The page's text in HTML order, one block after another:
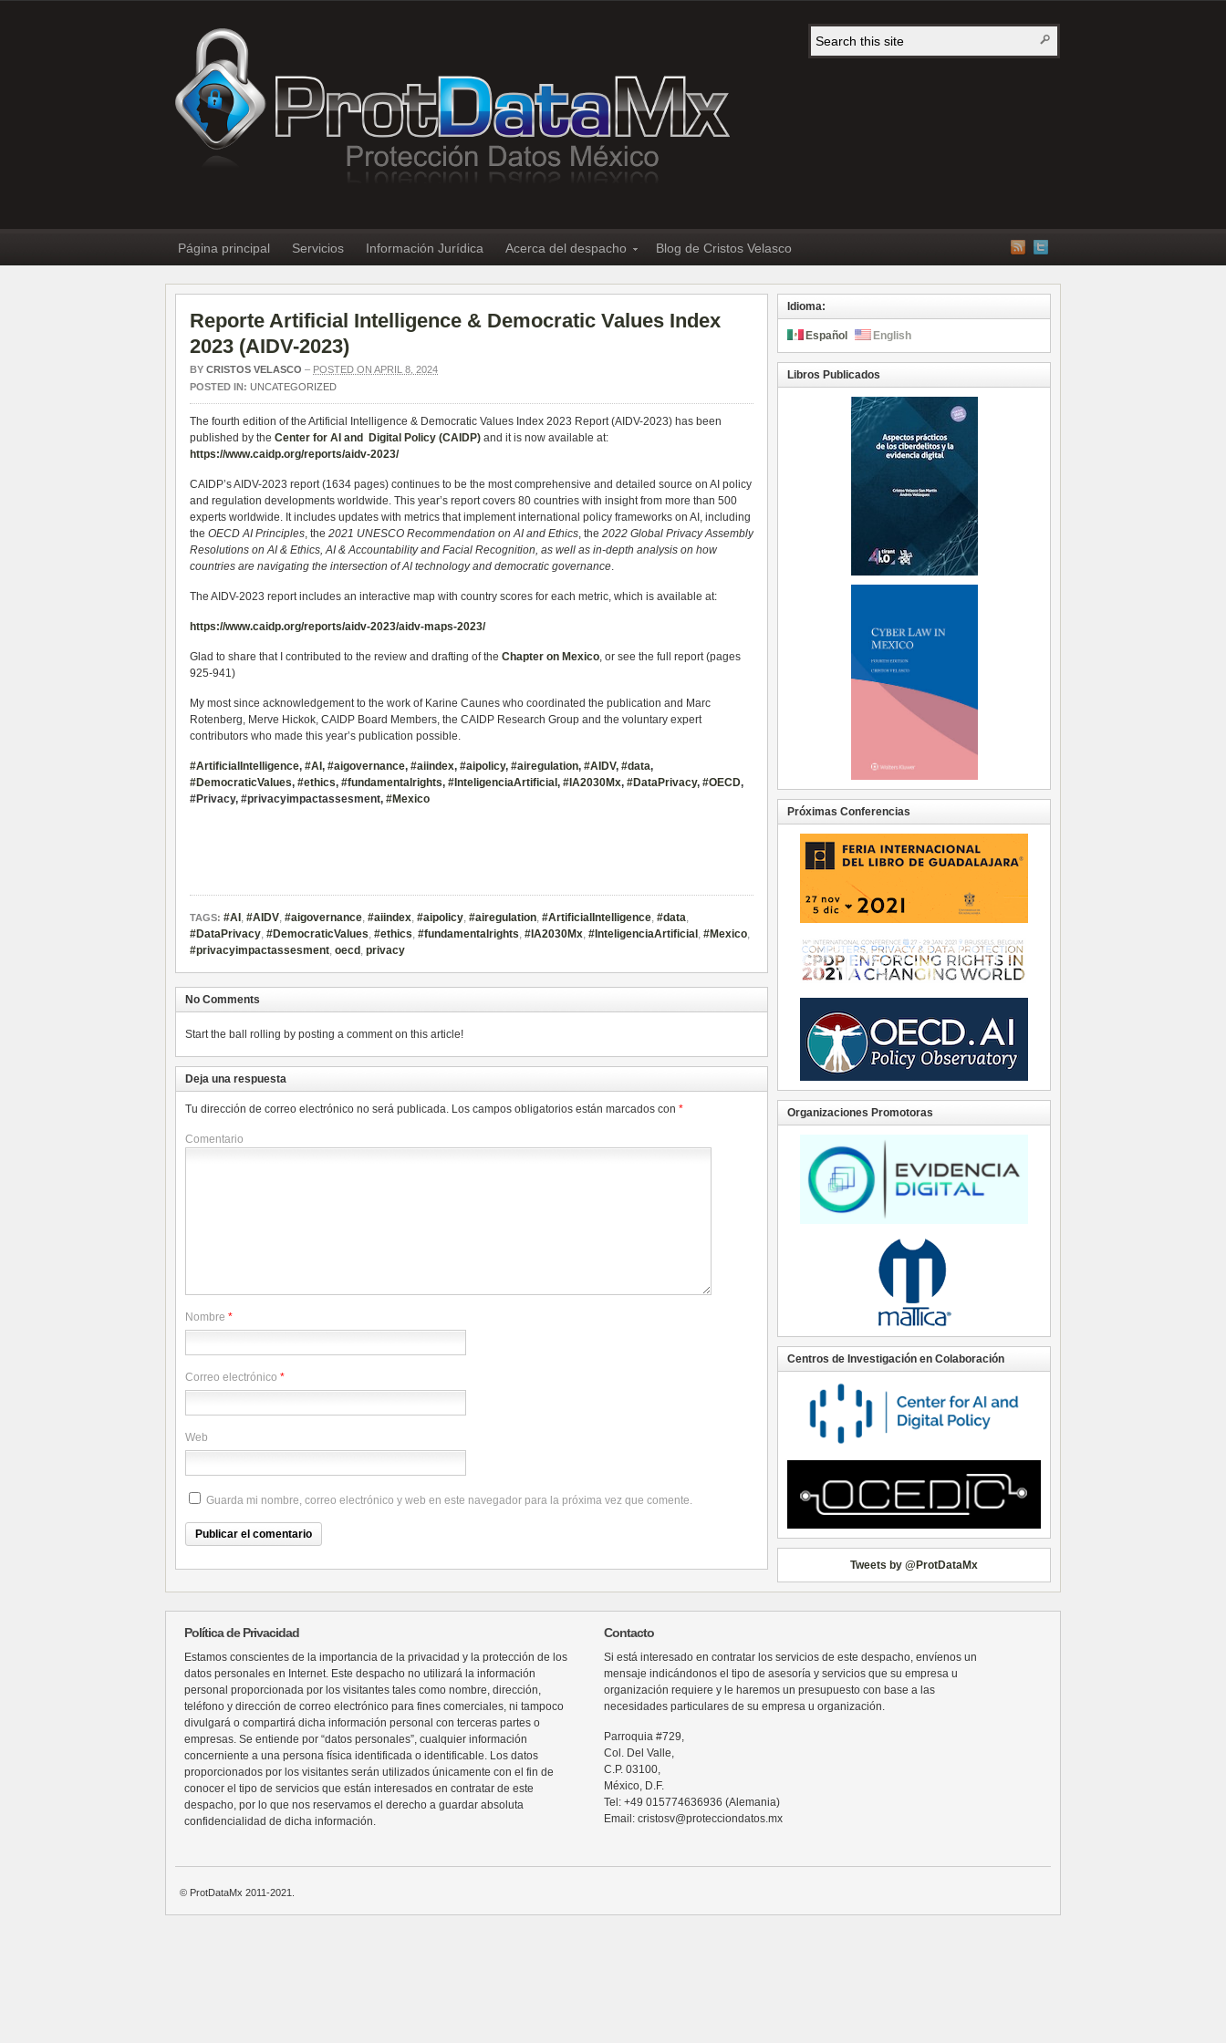
Página principal Servicios Información Jurídica Acerca del despacho Blog de Cristos Velasco
Reporte Artificial Intelligence & Democratic Values Index
2023 (AIDV-2023)
BY CRISTOS VELASCO – POSTED ON APRIL 8, 2024
POSTED IN: UNCATEGORIZED
The fourth edition of the Artificial Intelligence & Democratic Values Index 2023 Report (AIDV-2023) has been
published by the Center for AI and Digital Policy (CAIDP) and it is now available at:
https://www.caidp.org/reports/aidv-2023/
CAIDP’s AIDV-2023 report (1634 pages) continues to be the most comprehensive and detailed source on AI policy
and regulation developments worldwide. This year’s report covers 80 countries with insight from more than 500
experts worldwide. It includes updates with metrics that implement international policy frameworks on AI, including
the OECD AI Principles, the 2021 UNESCO Recommendation on AI and Ethics, the 2022 Global Privacy Assembly
Resolutions on AI & Ethics, AI & Accountability and Facial Recognition, as well as in-depth analysis on how
countries are navigating the intersection of AI technology and democratic governance.
The AIDV-2023 report includes an interactive map with country scores for each metric, which is available at:
https://www.caidp.org/reports/aidv-2023/aidv-maps-2023/
Glad to share that I contributed to the review and drafting of the Chapter on Mexico, or see the full report (pages
925-941)
My most since acknowledgement to the work of Karine Caunes who coordinated the publication and Marc
Rotenberg, Merve Hickok, CAIDP Board Members, the CAIDP Research Group and the voluntary expert
contributors who made this year’s publication possible.
#ArtificialIntelligence, #AI , #aigovernance, #aiindex, #aipolicy, #airegulation, #AIDV, #data,
#DemocraticValues, #ethics, #fundamentalrights, #InteligenciaArtificial , #IA2030Mx, #DataPrivacy, #OECD,
#Privacy, #privacyimpactassesment, #Mexico
TAGS: #AI , #AIDV, #aigovernance, #aiindex, #aipolicy, #airegulation, #ArtificialIntelligence, #data,
#DataPrivacy, #DemocraticValues, #ethics, #fundamentalrights, #IA2030Mx, #InteligenciaArtificial , #Mexico,
#privacyimpactassesment, oecd , privacy
No Comments
Start the ball rolling by posting a comment on this article!
Deja una respuesta
Tu dirección de correo electrónico no será publicada. Los campos obligatorios están marcados con *
Comentario
Nombre *
Correo electrónico *
Web
Guarda mi nombre, correo electrónico y web en este navegador para la próxima vez que comente.
Idioma:
Español English
Libros Publicados
Próximas Conferencias
Organizaciones Promotoras
Centros de Investigación en Colaboración
Tweets by @ProtDataMx
Política de Privacidad
Estamos conscientes de la importancia de la privacidad y la protección de los
datos personales en Internet. Este despacho no utilizará la información
personal proporcionada por los visitantes tales como nombre, dirección,
teléfono y dirección de correo electrónico para fines comerciales, ni tampoco
divulgará o compartirá dicha información personal con terceras partes o
empresas. Se entiende por “datos personales”, cualquier información
concerniente a una persona física identificada o identificable. Los datos
proporcionados por los visitantes serán utilizados únicamente con el fin de
conocer el tipo de servicios que están interesados en contratar de este
despacho, por lo que nos reservamos el derecho a guardar absoluta
confidencialidad de dicha información.
Contacto
Si está interesado en contratar los servicios de este despacho, envíenos un
mensaje indicándonos el tipo de asesoría y servicios que su empresa u
organización requiere y le haremos un presupuesto con base a las
necesidades particulares de su empresa u organización.
Parroquia #729,
Col. Del Valle,
C.P. 03100,
México, D.F.
Tel: +49 015774636936 (Alemania)
Email: cristosv@protecciondatos.mx
© ProtDataMx 2011-2021.